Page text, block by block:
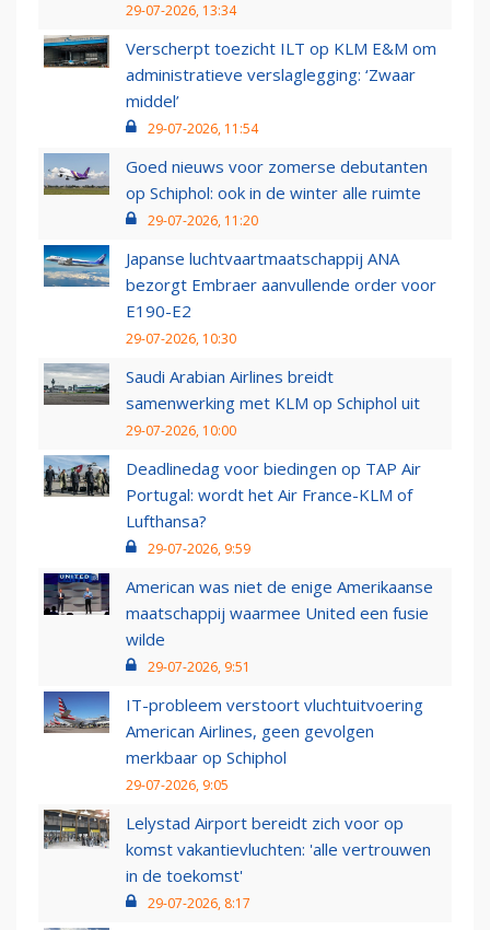
29-07-2026, 13:34
Verscherpt toezicht ILT op KLM E&M om
administratieve verslaglegging: ‘Zwaar
middel’
29-07-2026, 11:54
Goed nieuws voor zomerse debutanten
op Schiphol: ook in de winter alle ruimte
29-07-2026, 11:20
Japanse luchtvaartmaatschappij ANA
bezorgt Embraer aanvullende order voor
E190-E2
29-07-2026, 10:30
Saudi Arabian Airlines breidt
samenwerking met KLM op Schiphol uit
29-07-2026, 10:00
Deadlinedag voor biedingen op TAP Air
Portugal: wordt het Air France-KLM of
Lufthansa?
29-07-2026, 9:59
American was niet de enige Amerikaanse
maatschappij waarmee United een fusie
wilde
29-07-2026, 9:51
IT-probleem verstoort vluchtuitvoering
American Airlines, geen gevolgen
merkbaar op Schiphol
29-07-2026, 9:05
Lelystad Airport bereidt zich voor op
komst vakantievluchten: 'alle vertrouwen
in de toekomst'
29-07-2026, 8:17